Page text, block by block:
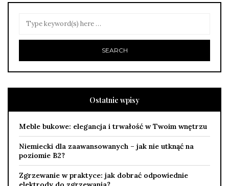
Ostatnie wpisy
Meble bukowe: elegancja i trwałość w Twoim wnętrzu
Niemiecki dla zaawansowanych – jak nie utknąć na
poziomie B2?
Zgrzewanie w praktyce: jak dobrać odpowiednie